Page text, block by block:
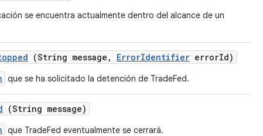
se encuentra actualmente dentro del alcance de un
(String message , ErrorIdentifier errorId)
que se ha solicitado la detención de TradeFed.
(String message)
que TradeFed eventualmente se cerrará.